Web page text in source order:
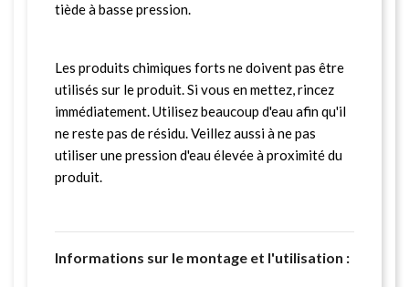
tiède à basse pression.
Les produits chimiques forts ne doivent pas être
utilisés sur le produit. Si vous en mettez, rincez
immédiatement. Utilisez beaucoup d'eau afin qu'il
ne reste pas de résidu. Veillez aussi à ne pas
utiliser une pression d'eau élevée à proximité du
produit.
Informations sur le montage et l'utilisation :